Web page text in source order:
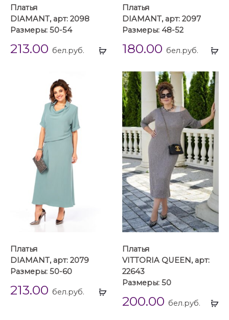
Выбрать
Платья
DIAMANT, арт: 2098
Размеры: 50-54
213.00 бел.руб.
Платья
DIAMANT, арт: 2097
Размеры: 48-52
180.00 бел.руб.
Выбрать
Платья
DIAMANT, арт: 2079
Размеры: 50-60
213.00 бел.руб.
Платья
VITTORIA QUEEN, арт:
22643
Размеры: 50
200.00 бел.руб.